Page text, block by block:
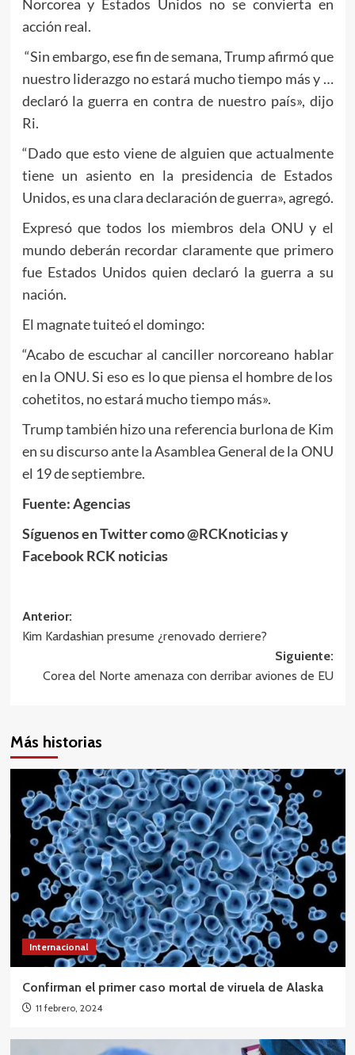
Norcorea y Estados Unidos no se convierta en
acción real.
“Sin embargo, ese fin de semana, Trump afirmó que
nuestro liderazgo no estará mucho tiempo más y …
declaró la guerra en contra de nuestro país», dijo
Ri.
“Dado que esto viene de alguien que actualmente
tiene un asiento en la presidencia de Estados
Unidos, es una clara declaración de guerra», agregó.
Expresó que todos los miembros dela ONU y el
mundo deberán recordar claramente que primero
fue Estados Unidos quien declaró la guerra a su
nación.
El magnate tuiteó el domingo:
“Acabo de escuchar al canciller norcoreano hablar
en la ONU. Si eso es lo que piensa el hombre de los
cohetitos, no estará mucho tiempo más».
Trump también hizo una referencia burlona de Kim
en su discurso ante la Asamblea General de la ONU
el 19 de septiembre.
Fuente: Agencias
Síguenos en Twitter como @RCKnoticias y
Facebook RCK noticias
Navegación
de
entradas
Anterior:
Kim Kardashian presume ¿renovado derriere?
Siguiente:
Corea del Norte amenaza con derribar aviones de EU
Más historias
Internacional
Confirman el primer caso mortal de viruela de Alaska
11 febrero, 2024